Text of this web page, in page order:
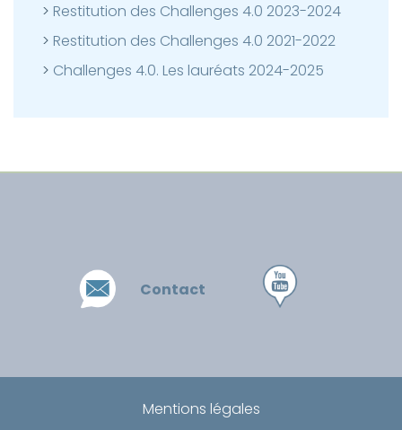
Restitution des Challenges 4.0 2023-2024
Restitution des Challenges 4.0 2021-2022
Challenges 4.0. Les lauréats 2024-2025
Contact
Mentions légales